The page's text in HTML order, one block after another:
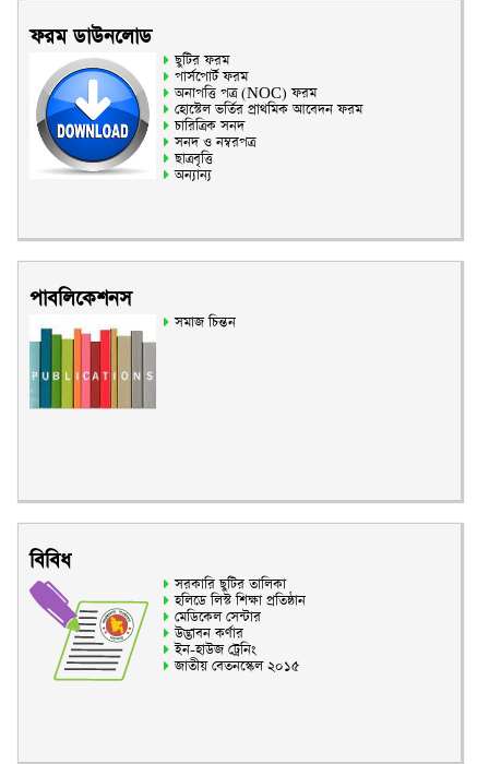
ফরম ডাউনলোড
ছুটির ফরম
পার্সপোর্ট ফরম
অনাপত্তি পত্র (NOC) ফরম
হোস্টেল ভর্তির প্রাথমিক আবেদন ফরম
চারিত্রিক সনদ
সনদ ও নম্বরপত্র
ছাত্রবৃত্তি
অন্যান্য
পাবলিকেশনস
সমাজ চিন্তন
বিবিধ
সরকারি ছুটির তালিকা
হলিডে লিস্ট শিক্ষা প্রতিষ্ঠান
মেডিকেল সেন্টার
উদ্ভাবন কর্ণার
ইন-হাউজ ট্রেনিং
জাতীয় বেতনস্কেল ২০১৫